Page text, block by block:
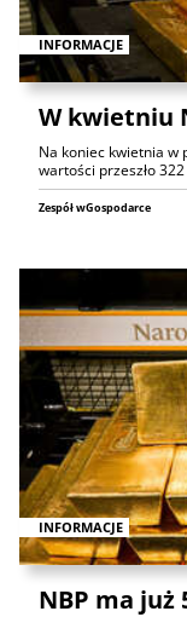
INFORMACJE
W kwietniu
Na koniec kwietnia w
wartości przeszło 322
Zespół wGospodarce
INFORMACJE
NBP ma już